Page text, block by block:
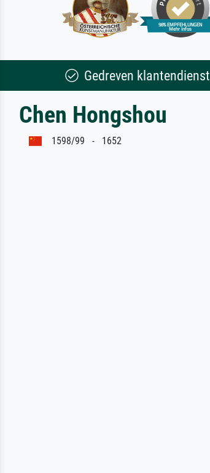
Gedreven klantendienst
Chen Hongshou
1598/99 - 1652